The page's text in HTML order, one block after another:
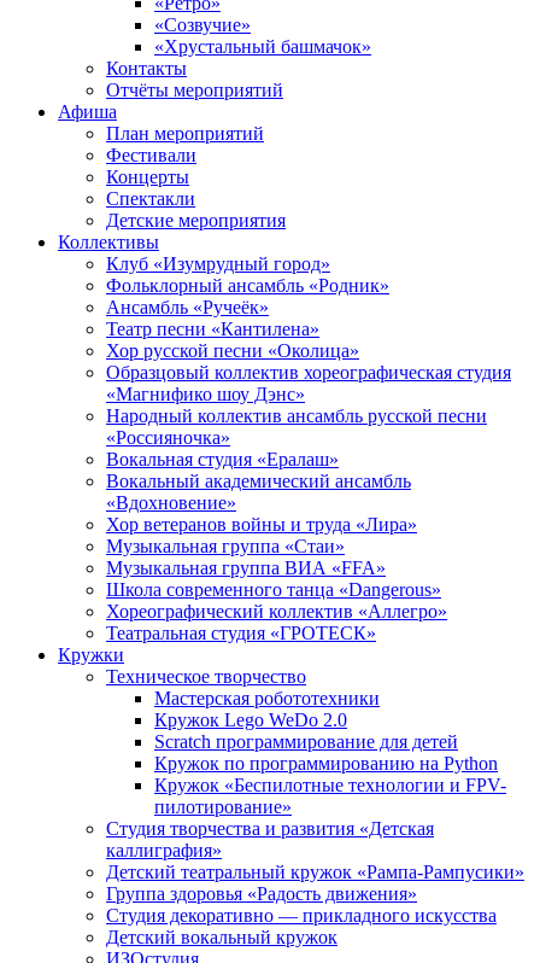
«Созвучие»
«Хрустальный башмачок»
Контакты
Отчёты мероприятий
Афиша
План мероприятий
Фестивали
Концерты
Спектакли
Детские мероприятия
Коллективы
Клуб «Изумрудный город»
Фольклорный ансамбль «Родник»
Ансамбль «Ручеёк»
Театр песни «Кантилена»
Хор русской песни «Околица»
Образцовый коллектив хореографическая студия
«Магнифико шоу Дэнс»
Народный коллектив ансамбль русской песни
«Россияночка»
Вокальная студия «Ералаш»
Вокальный академический ансамбль
«Вдохновение»
Хор ветеранов войны и труда «Лира»
Музыкальная группа «Стаи»
Музыкальная группа ВИА «FFA»
Школа современного танца «Dangerous»
Хореографический коллектив «Аллегро»
Театральная студия «ГРОТЕСК»
Кружки
Техническое творчество
Мастерская робототехники
Кружок Lego WeDo 2.0
Scratch программирование для детей
Кружок по программированию на Python
Кружок «Беспилотные технологии и FPV-
пилотирование»
Студия творчества и развития «Детская
каллиграфия»
Детский театральный кружок «Рампа-Рампусики»
Группа здоровья «Радость движения»
Студия декоративно — прикладного искусства
Детский вокальный кружок
ИЗОстудия